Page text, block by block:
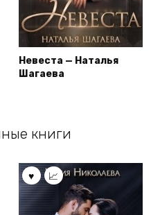
Невеста — Наталья
Шагаева
книги